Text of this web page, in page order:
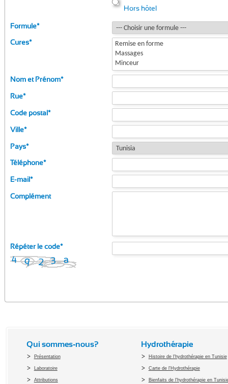
Hors hôtel
Formule*
Cures*
Nom et Prénom*
Rue*
Code postal*
Ville*
Pays*
Téléphone*
E-mail*
Complément
Répéter le code*
Qui sommes-nous?
Présentation
Laboratoire
Attributions
Hydrothérapie
Histoire de l'hydrothérapie en Tunisie
Carte de l'Hydrothérapie
Bienfaits de l'hydrothérapie en